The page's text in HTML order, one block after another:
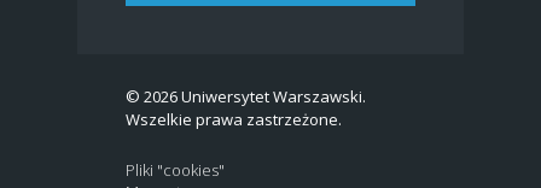
© 2026 Uniwersytet Warszawski.
Wszelkie prawa zastrzeżone.
Pliki "cookies"